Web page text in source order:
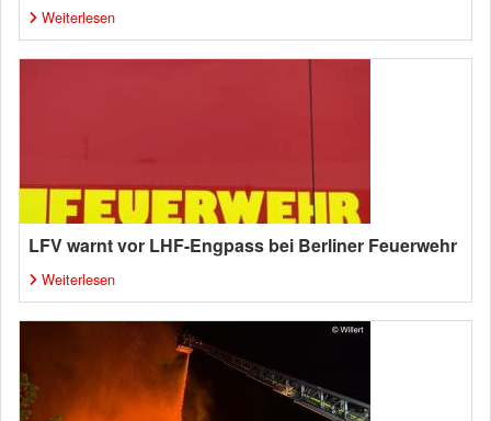
Weiterlesen
LFV warnt vor LHF-Engpass bei Berliner Feuerwehr
Weiterlesen